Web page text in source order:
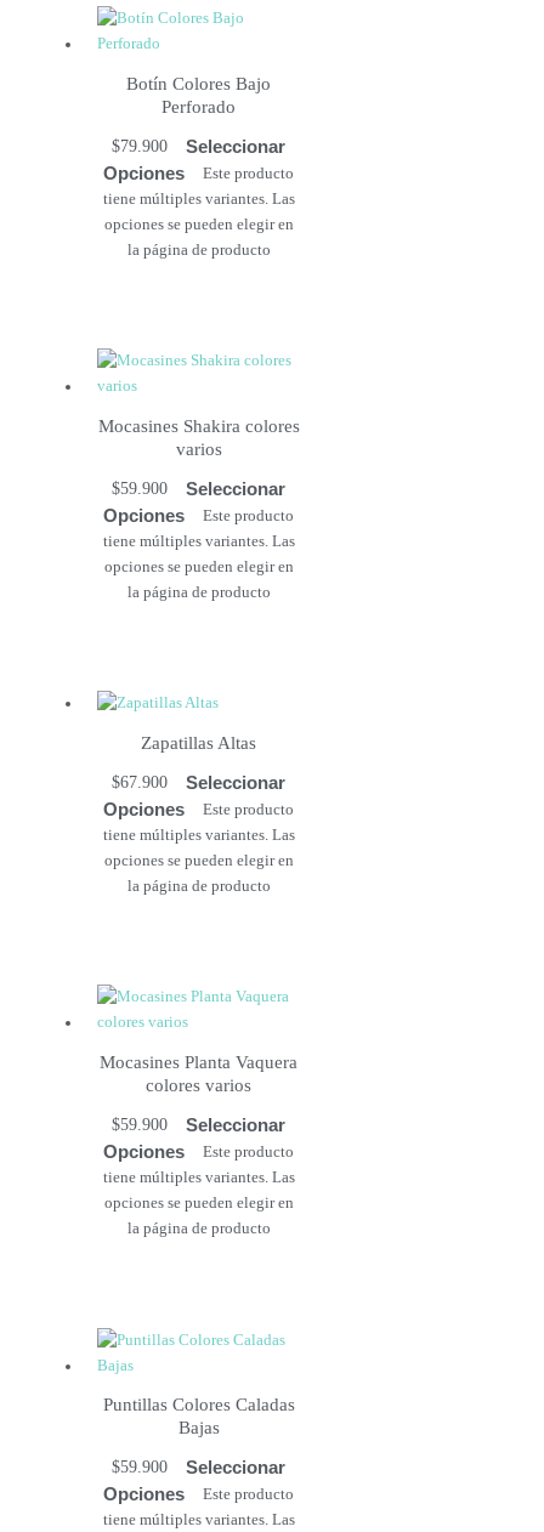
Botín Colores Bajo
Perforado
$79.900
Seleccionar
Opciones
Este producto
tiene múltiples variantes. Las
opciones se pueden elegir en
la página de producto
Mocasines Shakira colores
varios
$59.900
Seleccionar
Opciones
Este producto
tiene múltiples variantes. Las
opciones se pueden elegir en
la página de producto
Zapatillas Altas
$67.900
Seleccionar
Opciones
Este producto
tiene múltiples variantes. Las
opciones se pueden elegir en
la página de producto
Mocasines Planta Vaquera
colores varios
$59.900
Seleccionar
Opciones
Este producto
tiene múltiples variantes. Las
opciones se pueden elegir en
la página de producto
Puntillas Colores Caladas
Bajas
$59.900
Seleccionar
Opciones
Este producto
tiene múltiples variantes. Las